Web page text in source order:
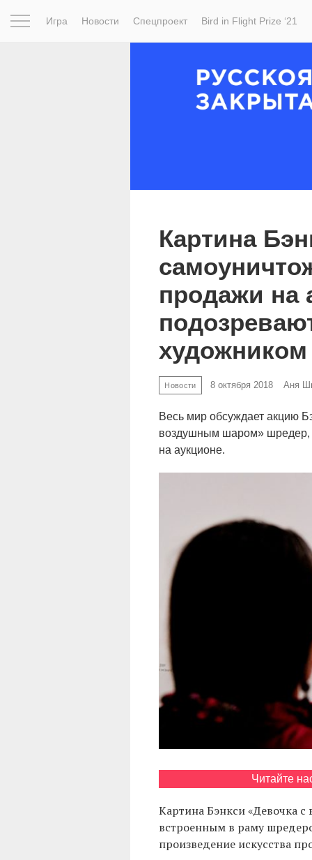
Игра Новости Спецпроект Bird in Flight Prize ‘21
Картина
продажи на
художником
Новости 8 октября 2018 Аня
Весь мир обсуждает акцию
воздушным шаром» шредер,
на аукционе.
Читайте
Картина Бэнкси «Девочка
встроенным в раму
произведение искусства